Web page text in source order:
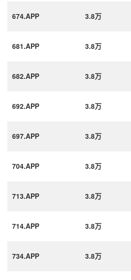
674.APP 3.8万
681.APP 3.8万
682.APP 3.8万
692.APP 3.8万
697.APP 3.8万
704.APP 3.8万
713.APP 3.8万
714.APP 3.8万
734.APP 3.8万